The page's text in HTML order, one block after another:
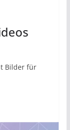
Bilder für